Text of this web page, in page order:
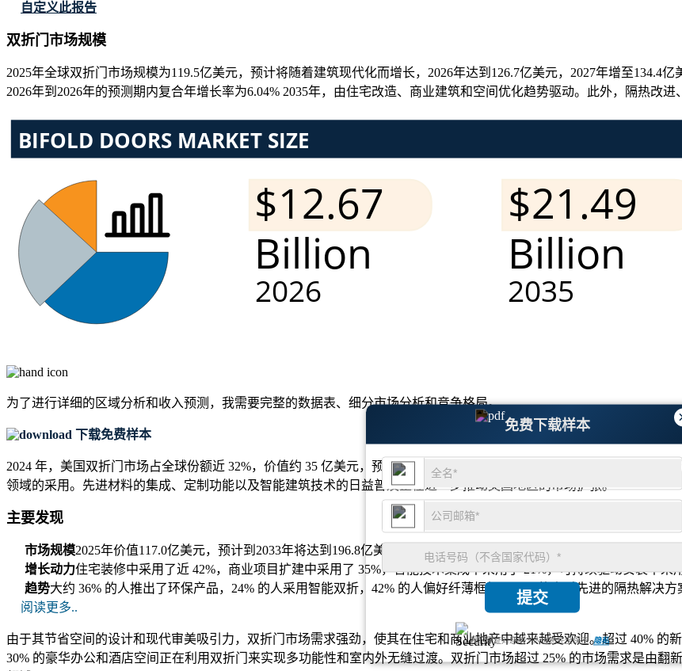
免费下载样本
提交
我们保证对您的个人信息完全保密.隐私
自定义此报告
双折门市场规模
2025年全球双折门市场规模为119.5亿美元，预计将随着建筑现代化而增长，2026年达到126.7亿美元，2027年增至134.4
2026年到2026年的预测期内复合年增长率为6.04% 2035年，由住宅改造、商业建筑和空间优化趋势驱动。此外，隔热改
为了进行详细的区域分析和收入预测，我需要完整的数据表、细分市场分析和竞争格局。
下载免费样本
2024 年，美国双折门市场占全球份额近 32%，价值约 35 亿美元，预计到 2033 年将超过 62 亿美元。对节能建筑的需求
领域的采用。先进材料的集成、定制功能以及智能建筑技术的日益普及正在进一步推动美国地区的市场扩张。
主要发现
市场规模2025年价值117.0亿美元，预计到2033年将达到196.8亿美元，复合年增长率为6.71%。
增长动力住宅装修中采用了近 42%，商业项目扩建中采用了 35%，智能技术集成中采用了 21%，可持续驱动安装中采
趋势大约 36% 的人推出了环保产品，24% 的人采用智能双折，42% 的人偏好纤薄框架，33% 的人对先进的隔热解决方
阅读更多..
由于其节省空间的设计和现代审美吸引力，双折门市场需求强劲，使其在住宅和商业地产中越来越受欢迎。超过 40% 的
30% 的豪华办公和酒店空间正在利用双折门来实现多功能性和室内外无缝过渡。双折门市场超过 25% 的市场需求是由